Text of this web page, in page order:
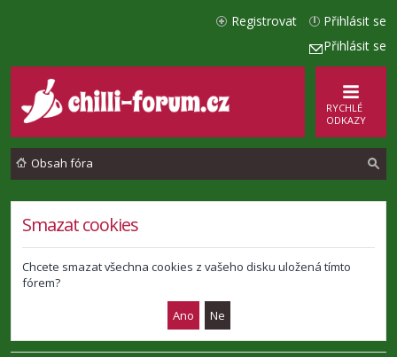
Přihlásit se
Přihlásit se
Registrovat
RYCHLÉ
ODKAZY
Obsah fóra
Smazat cookies
Chcete smazat všechna cookies z vašeho disku uložená tímto
fórem?